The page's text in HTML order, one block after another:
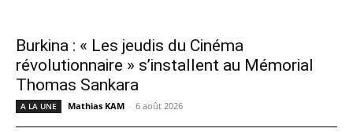
Burkina : « Les jeudis du Cinéma
révolutionnaire » s’installent au Mémorial
Thomas Sankara
A LA UNE Mathias KAM - 6 août 2026